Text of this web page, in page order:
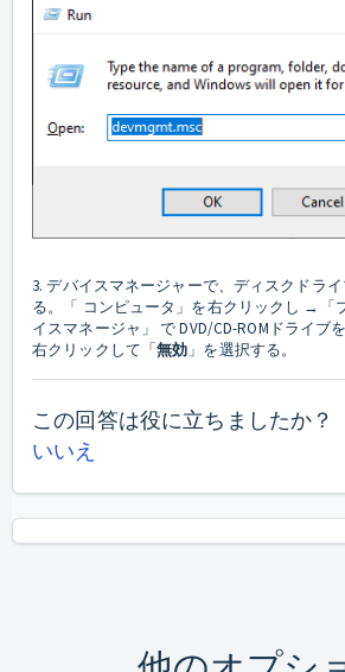
3. デバイスマネージャーで、ディスクドラ
る。「 コンピュータ」を右クリックし →「
イスマネージャ」 で DVD/CD-ROMドライブ
右クリックして「無効 」を選択する。
この回答は役に立ちましたか？
いいえ